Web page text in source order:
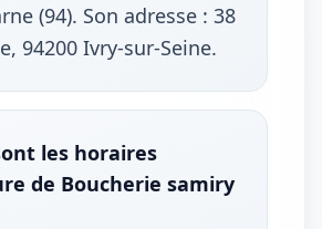
(94). Son adresse : 38
94200 Ivry-sur-Seine.
les horaires
de Boucherie samiry